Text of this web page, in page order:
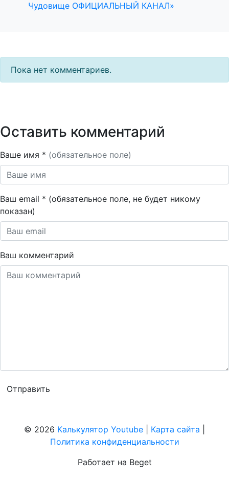
Чудовище ОФИЦИАЛЬНЫЙ КАНАЛ»
Пока нет комментариев.
Оставить комментарий
Ваше имя * (обязательное поле)
Ваш email * (обязательное поле, не будет никому
показан)
Ваш комментарий
© 2026 Калькулятор Youtube Карта сайта
Политика конфиденциальности
Работает на Beget